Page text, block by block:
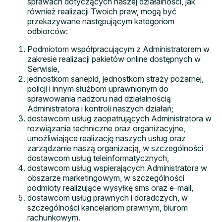
również realizacji Twoich praw, mogą być
przekazywane następującym kategoriom
odbiorców:
Podmiotom współpracującym z Administratorem w
zakresie realizacji pakietów online dostępnych w
Serwisie,
jednostkom sanepid, jednostkom straży pożarnej,
policji i innym służbom uprawnionym do
sprawowania nadzoru nad działalnością
Administratora i kontroli naszych działań;
dostawcom usług zaopatrujących Administratora w
rozwiązania techniczne oraz organizacyjne,
umożliwiające realizację naszych usług oraz
zarządzanie naszą organizacją, w szczególności
dostawcom usług teleinformatycznych,
dostawcom usług wspierających Administratora w
obszarze marketingowym, w szczególności
podmioty realizujące wysyłkę sms oraz e-mail,
dostawcom usług prawnych i doradczych, w
szczególności kancelariom prawnym, biurom
rachunkowym.